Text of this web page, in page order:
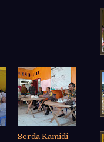
Serda Kamidi